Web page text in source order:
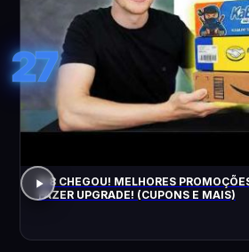
27
8.8 CHEGOU! MELHORES
FAZER UPGRADE! (CUPONS E MAIS)